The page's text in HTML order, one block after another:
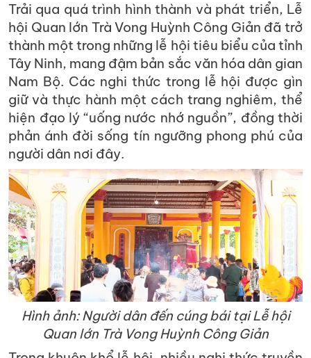
Trải qua quá trình hình thành và phát triển, Lễ
hội Quan lớn Trà Vong Huỳnh Công Giản đã trở
thành một trong những lễ hội tiêu biểu của tỉnh
Tây Ninh, mang đậm bản sắc văn hóa dân gian
Nam Bộ. Các nghi thức trong lễ hội được gìn
giữ và thực hành một cách trang nghiêm, thể
hiện đạo lý “uống nước nhớ nguồn”, đồng thời
phản ánh đời sống tín ngưỡng phong phú của
người dân nơi đây.
Hình ảnh: Người dân đến cúng bái tại Lễ hội
Quan lớn Trà Vong Huỳnh Công Giản